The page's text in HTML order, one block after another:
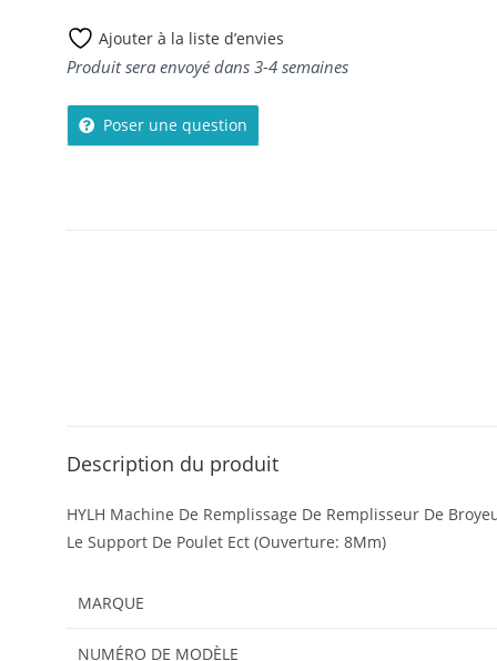
Ajouter à la liste d’envies
Produit sera envoyé dans 3-4 semaines
Poser une question
Description du produit
HYLH Machine De Remplissage De Remplisseur De
Le Support De Poulet Ect (Ouverture: 8Mm)
MARQUE
NUMÉRO DE MODÈLE